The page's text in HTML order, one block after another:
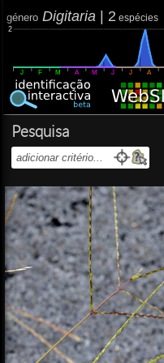
género Digitaria 2 espécies
2
J F M A M J J A
Pesquisa